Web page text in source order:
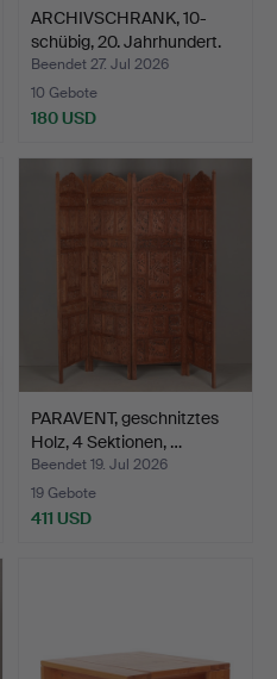
ARCHIVSCHRANK, 10-
schübig, 20. Jahrhundert.
Beendet 27. Jul 2026
10 Gebote
180 USD
PARAVENT, geschnitztes
Holz, 4 Sektionen, …
Beendet 19. Jul 2026
19 Gebote
411 USD